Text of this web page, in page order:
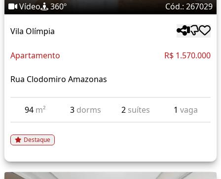
Vídeo 360º Cód.: 267029
Vila Olímpia
Apartamento R$ 1.570.000
Rua Clodomiro Amazonas
94 m² 3 dorms 2 suítes 1 vaga
Destaque